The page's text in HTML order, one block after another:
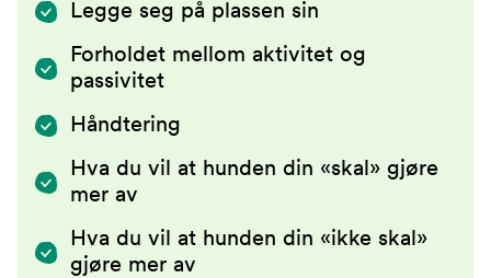
Legge seg på plassen sin
Forholdet mellom aktivitet og
passivitet
Håndtering
Hva du vil at hunden din «skal» gjøre
mer av
Hva du vil at hunden din «ikke skal»
gjøre mer av